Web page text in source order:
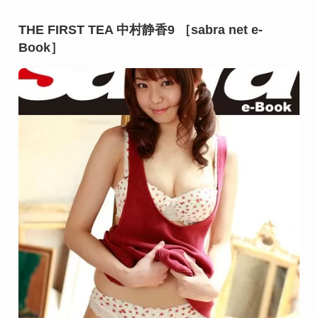
THE FIRST TEA 中村静香9 ［sabra net e-
Book］